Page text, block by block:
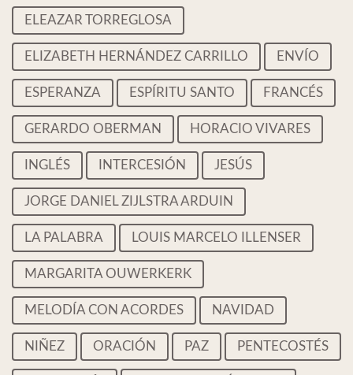
ELEAZAR TORREGLOSA
ELIZABETH HERNÁNDEZ CARRILLO ENVÍO
ESPERANZA ESPÍRITU SANTO FRANCÉS
GERARDO OBERMAN HORACIO VIVARES
INGLÉS INTERCESIÓN JESÚS
JORGE DANIEL ZIJLSTRA ARDUIN
LA PALABRA LOUIS MARCELO ILLENSER
MARGARITA OUWERKERK
MELODÍA CON ACORDES NAVIDAD
NIÑEZ ORACIÓN PAZ PENTECOSTÉS